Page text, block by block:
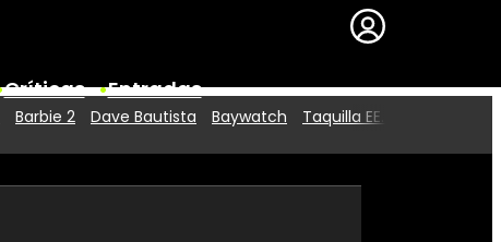
Críticas Entradas
Premios
Barbie 2 Dave Bautista Baywatch Taquilla EE.UU.